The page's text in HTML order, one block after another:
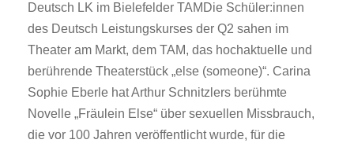
Deutsch LK im Bielefelder TAMDie Schüler:innen
des Deutsch Leistungskurses der Q2 sahen im
Theater am Markt, dem TAM, das hochaktuelle und
berührende Theaterstück „else (someone)“. Carina
Sophie Eberle hat Arthur Schnitzlers berühmte
Novelle „Fräulein Else“ über sexuellen Missbrauch,
die vor 100 Jahren veröffentlicht wurde, für die